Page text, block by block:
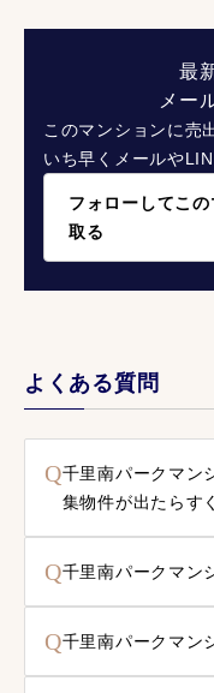
最
メー
このマンションに売
いち早くメールや
フォローしてこ
取る
よくある質問
Q千里南パークマン
集物件が出たらす
Q千里南パークマン
Q千里南パークマン